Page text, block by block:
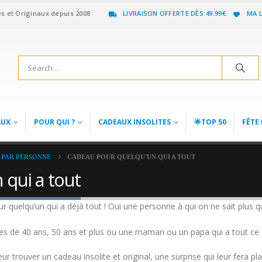
et Originaux depuis 2008 LIVRAISON OFFERTE DÈS 49.99€ MA
POUR QUI ? CADEAUX INSOLITES 🌟TOP 50 FÊTE
PERSONNE CADEAU POUR QUELQU'UN QUI A TOUT
qui a tout
quelqu’un qui a déjà tout ! Oui une personne à qui on ne sait
de 40 ans, 50 ans et plus ou une maman ou un papa qui a tout
trouver un cadeau insolite et original, une surprise qui leur fera